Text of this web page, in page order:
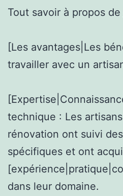
Tout savoir à propos de
[Les avantages|Les
travailler avec un
technique : Les
rénovation ont suivi
spécifiques et ont
dans leur domaine.